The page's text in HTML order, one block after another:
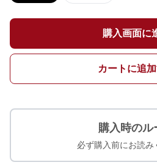
購入画面に
カートに追
購入時のル
必ず購入前にお読み